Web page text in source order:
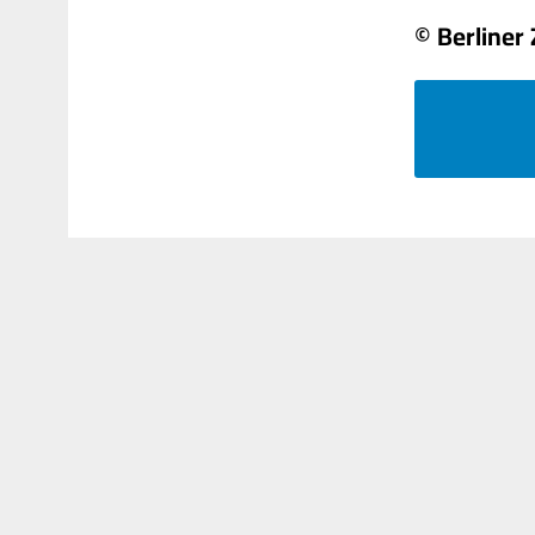
© Berliner